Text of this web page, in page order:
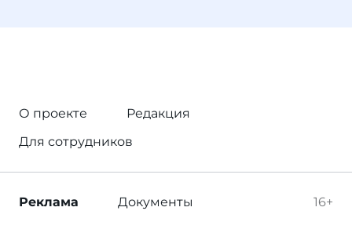
О проекте
Редакция
Для сотрудников
16+
Реклама Документы